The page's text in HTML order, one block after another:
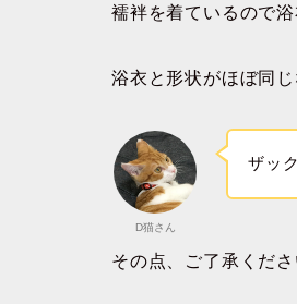
襦袢を着ているので
浴衣と形状がほぼ同
D猫さん
ザッ
その点、ご了承くださ